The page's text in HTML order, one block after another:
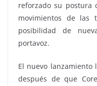
reforzado su postura
movimientos de las
posibilidad de
portavoz.
El nuevo
después de que